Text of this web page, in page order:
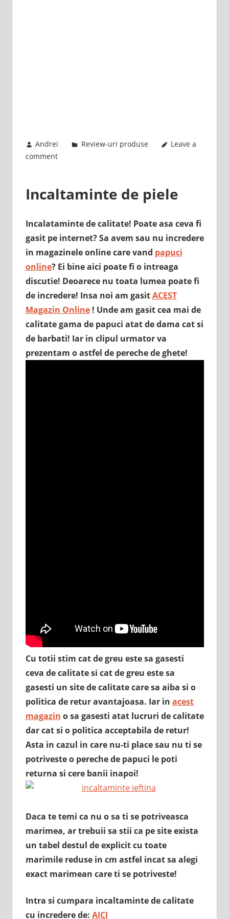
February 12, 2018
Andrei Review-uri produse
Leave a
comment
Incaltaminte de piele
Incalataminte de calitate! Poate asa ceva fi
gasit pe internet? Sa avem sau nu incredere
in magazinele online care vand papuci
online? Ei bine aici poate fi o intreaga
discutie! Deoarece nu toata lumea poate fi
de incredere! Insa noi am gasitACEST
Magazin Online! Unde am gasit cea mai de
calitate gama de papuci atat de dama cat si
de barbati! Iar in clipul urmator va
prezentam o astfel de pereche de ghete!
Cu totii stim cat de greu este sa gasesti
ceva de calitate si cat de greu este sa
gasesti un site de calitate care sa aiba si o
politica de retur avantajoasa. Iar in acest
magazin o sa gasesti atat lucruri de calitate
dar cat si o politica acceptabila de retur!
Asta in cazul in care nu-ti place sau nu ti se
potriveste o pereche de papuci le poti
returna si cere banii inapoi!
Daca te temi ca nu o sa ti se potriveasca
marimea, ar trebuii sa stii ca pe site exista
un tabel destul de explicit cu toate
marimile reduse in cm astfel incat sa alegi
exact marimean care ti se potriveste!
Intra si cumpara incaltaminte de calitate
cu incredere de: AICI